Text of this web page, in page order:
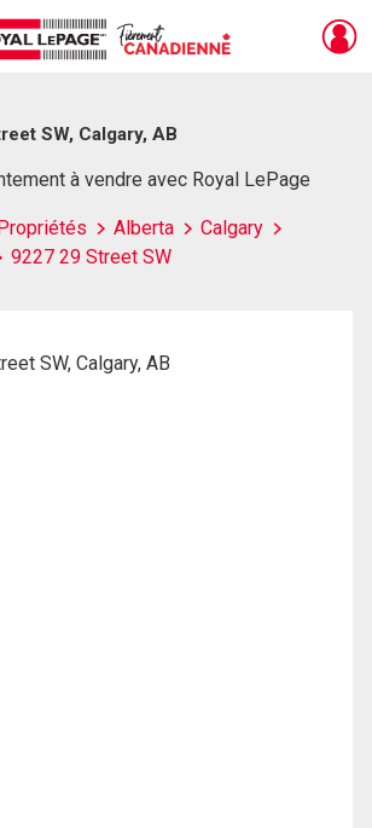
SW, Calgary, AB
à vendre avec Royal LePage
Alberta
Calgary
9227 29 Street SW